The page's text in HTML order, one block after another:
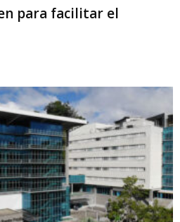
para facilitar el